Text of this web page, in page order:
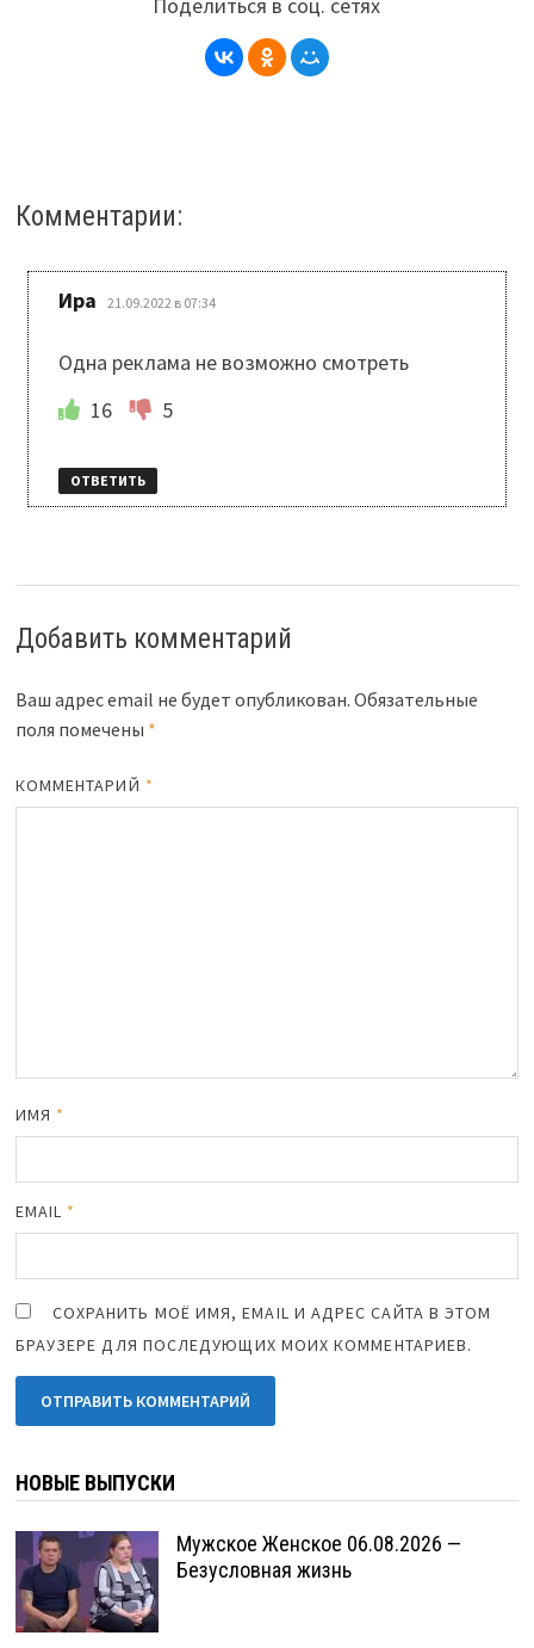
Комментарии:
Ира 21.09.2022 в 07:34
Одна реклама не возможно смотреть
16
5
ОТВЕТИТЬ
Добавить комментарий
Ваш адрес email не будет опубликован. Обязательные
поля помечены *
КОММЕНТАРИЙ *
ИМЯ *
EMAIL *
СОХРАНИТЬ МОЁ ИМЯ, EMAIL И АДРЕС САЙТА В ЭТОМ
БРАУЗЕРЕ ДЛЯ ПОСЛЕДУЮЩИХ МОИХ КОММЕНТАРИЕВ.
НОВЫЕ ВЫПУСКИ
Мужское Женское 06.08.2026 —
Безусловная жизнь